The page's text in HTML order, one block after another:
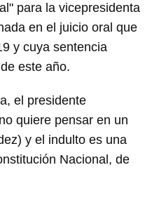
para la vicepresidenta
en el juicio oral que
y cuya sentencia
este año.
el presidente
quiere pensar en un
y el indulto es una
Nacional, de